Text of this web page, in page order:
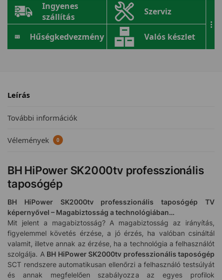
Ingyenes
szállítás
Szerviz
Hűségkedvezmény Valós készlet
...
Leírás
További információk
Vélemények 0
BH HiPower SK2000tv professzionális
taposógép
BH HiPower SK2000tv professzionális taposógép TV
képernyővel – Magabiztosság a technológiában…
Mit jelent a magabiztosság? A magabiztosság az irányítás,
figyelemmel követés érzése, a jó érzés, ha valóban csináltál
valamit, illetve annak az érzése, ha a technológia a felhasználót
szolgálja. A BH HiPower SK2000tv professzionális taposógép
SCT rendszere automatikusan ellenőrzi a felhasználó testsúlyát
és annak megfelelően szabályozza az egyes profilok